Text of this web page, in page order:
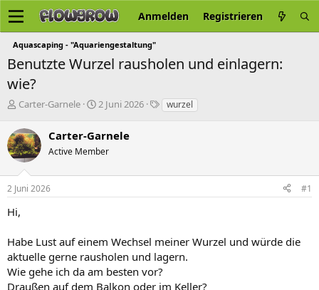
Anmelden Registrieren
Aquascaping - "Aquariengestaltung"
Benutzte Wurzel rausholen und einlagern:
wie?
E
s
t
e
l
e
Carter-Garnele
E
t
e
l
2 Juni 2026
S
w
wurzel
Carter-Garnele
Active Member
2 Juni 2026 #1
Hi,
Habe Lust auf einem Wechsel meiner Wurzel und würde die
aktuelle gerne rausholen und lagern.
Wie gehe ich da am besten vor?
Draußen auf dem Balkon oder im Keller?